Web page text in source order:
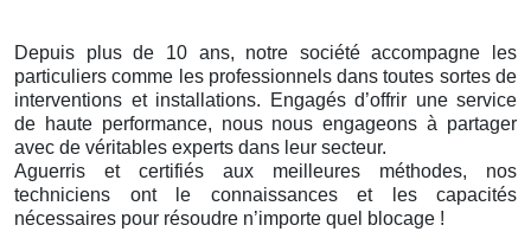
Depuis plus de 10 ans, notre société accompagne les
particuliers comme les professionnels dans toutes sortes de
interventions et installations. Engagés d’offrir une service
de haute performance, nous nous engageons à partager
avec de véritables experts dans leur secteur.
Aguerris et certifiés aux meilleures méthodes, nos
techniciens ont le connaissances et les capacités
nécessaires pour résoudre n’importe quel blocage !